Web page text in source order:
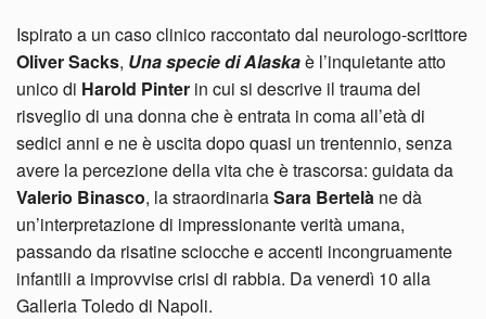
Ispirato a un caso clinico raccontato dal neurologo-scrittore
Oliver Sacks, Una specie di Alaskaè l’inquietante atto
unico di Harold Pinter in cui si descrive il trauma del
risveglio di una donna che è entrata in coma all’età di
sedici anni e ne è uscita dopo quasi un trentennio, senza
avere la percezione della vita che è trascorsa: guidata da
Valerio Binasco, la straordinariaSara Bertelà ne dà
un’interpretazione di impressionante verità umana,
passando da risatine sciocche e accenti incongruamente
infantili a improvvise crisi di rabbia. Da venerdì 10 alla
Galleria Toledo di Napoli.